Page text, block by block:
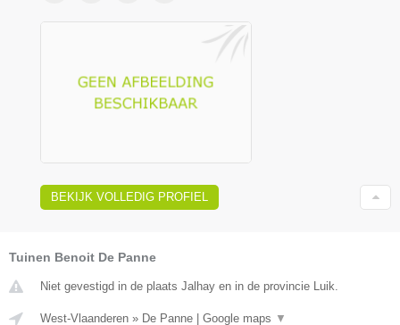
BEKIJK VOLLEDIG PROFIEL
Tuinen Benoit De Panne
Niet gevestigd in de plaats Jalhay en in de provincie Luik.
West-Vlaanderen » De Panne | Google maps ▼